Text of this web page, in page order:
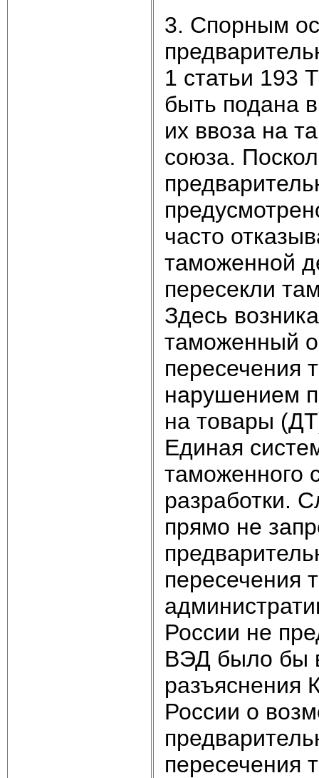
3. Спорным
1 статьи 193
быть подана
их ввоза на
союза.
часто
таможенной
пересекли
Здесь
таможенный
пересечения
нарушением
на товары
Единая
таможенного
разработки.
прямо не
пересечения
России не
ВЭД было бы
разъяснения
России о
пересечения